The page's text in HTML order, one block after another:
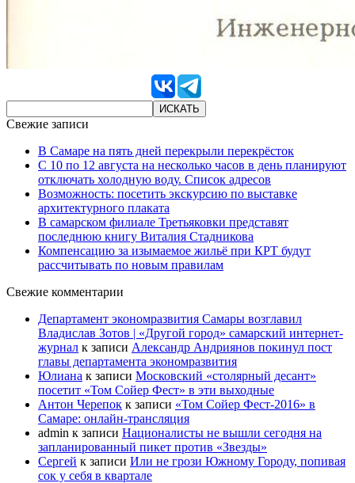
Свежие записи
В Самаре на пять дней перекрыли перекрёсток
С 10 по 12 августа на несколько часов в день планируют
отключать холодную воду. Список адресов
Возможность: посетить экскурсию по выставке
архитектурного плаката
В самарском филиале Третьяковки представят
последнюю книгу Виталия Стадникова
Компенсацию за изымаемое жильё при КРТ будут
рассчитывать по новым правилам
Свежие комментарии
Департамент экономразвития Самары возглавил
Владислав Зотов | «Другой город» самарский интернет-
журнал к записи Александр Андриянов покинул пост
главы департамента экономразвития
Юлиана к записи Московский «столярный десант»
посетит «Том Сойер Фест» в эти выходные
Антон Черепок к записи «Том Сойер Фест-2016» в
Самаре: онлайн-трансляция
admin к записи Националисты не вышли сегодня на
запланированный пикет против «Звезды»
Сергей к записи Или не грози Южному Городу, попивая
сок у себя в квартале